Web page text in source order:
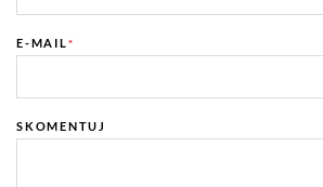
E-MAIL*
SKOMENTUJ